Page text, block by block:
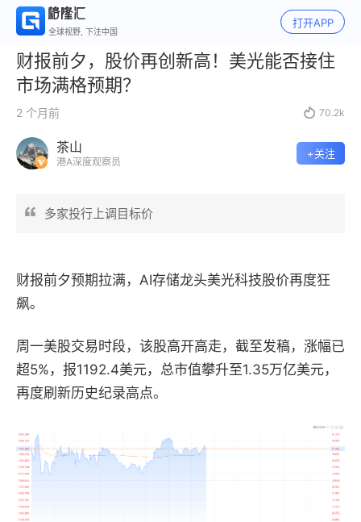
全球视野, 下注中国
打开APP
财报前夕，股价再创新高！美光能否接住
市场满格预期？
2 个月前  70.2k
茶山
港A深度观察员
+关注
多家投行上调目标价
财报前夕预期拉满，AI存储龙头美光科技股价再度狂
飙。
周一美股交易时段，该股高开高走，截至发稿，涨幅已
超5%，报1192.4美元，总市值攀升至1.35万亿美元，
再度刷新历史纪录高点。